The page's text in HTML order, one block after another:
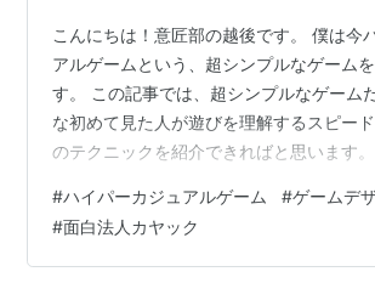
こんにちは！意匠部の越後です。 僕は今
アルゲームという、超シンプルなゲーム
す。 この記事では、超シンプルなゲーム
な初めて見た人が遊びを理解するスピー
のテクニックを紹介できればと思います
ずは説明から。 おそらく皆さんどこかで
んじゃないでしょうか、 Instagramや
していると、たまに出てくるシンプルな
#ハイパーカジュアルゲーム #ゲームデ
#面白法人カヤック